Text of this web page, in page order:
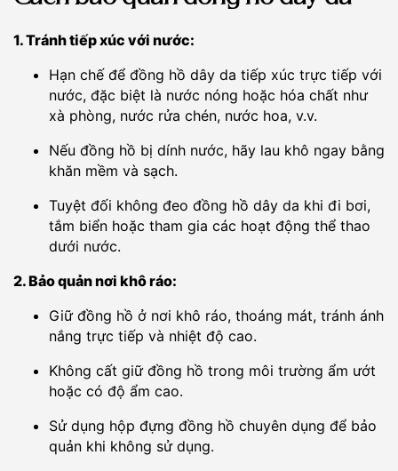
1. Tránh tiếp xúc với nước:
Hạn chế để đồng hồ dây da tiếp xúc trực tiếp với
nước, đặc biệt là nước nóng hoặc hóa chất như
xà phòng, nước rửa chén, nước hoa, v.v.
Nếu đồng hồ bị dính nước, hãy lau khô ngay bằng
khăn mềm và sạch.
Tuyệt đối không đeo đồng hồ dây da khi đi bơi,
tắm biển hoặc tham gia các hoạt động thể thao
dưới nước.
2. Bảo quản nơi khô ráo:
Giữ đồng hồ ở nơi khô ráo, thoáng mát, tránh ánh
nắng trực tiếp và nhiệt độ cao.
Không cất giữ đồng hồ trong môi trường ẩm ướt
hoặc có độ ẩm cao.
Sử dụng hộp đựng đồng hồ chuyên dụng để bảo
quản khi không sử dụng.